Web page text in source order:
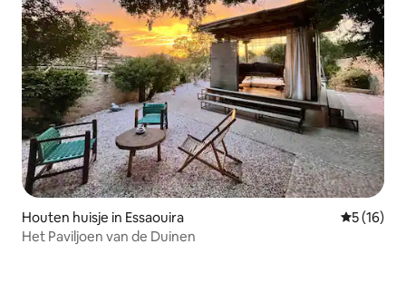
Houten huisje in Essaouira
5 (16)
Het Paviljoen van de Duinen